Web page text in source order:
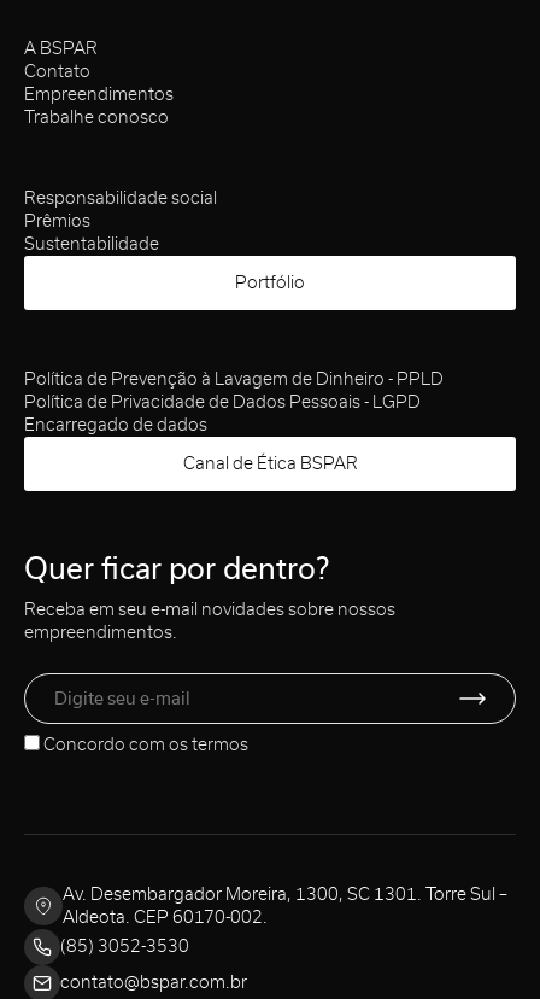
A BSPAR
Contato
Empreendimentos
Trabalhe conosco
Responsabilidade social
Prêmios
Sustentabilidade
Portfólio
Política de Prevenção à Lavagem de Dinheiro - PPLD
Política de Privacidade de Dados Pessoais - LGPD
Encarregado de dados
Canal de Ética BSPAR
Quer ficar por dentro?
Receba em seu e-mail novidades sobre nossos
empreendimentos.
Concordo com ostermos
Av. Desembargador Moreira, 1300, SC 1301. Torre Sul –
Aldeota. CEP 60170-002.
(85) 3052-3530
contato@bspar.com.br